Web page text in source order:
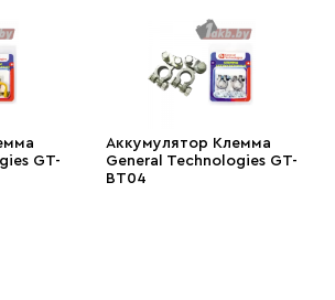
GT-
Аккумулятор Клемма
General Technologies GT-
BT04